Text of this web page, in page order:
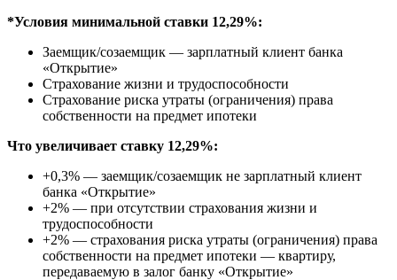
*Условия минимальной ставки 12,29%:
Заемщик/созаемщик — зарплатный клиент банка
«Открытие»
Cтрахование жизни и трудоспособности
Cтрахование риска утраты (ограничения) права
собственности на предмет ипотеки
Что увеличивает ставку 12,29%:
+0,3% — заемщик/созаемщик не зарплатный клиент
банка «Открытие»
+2% — при отсутствии страхования жизни и
трудоспособности
+2% — страхования риска утраты (ограничения) права
собственности на предмет ипотеки — квартиру,
передаваемую в залог банку «Открытие»